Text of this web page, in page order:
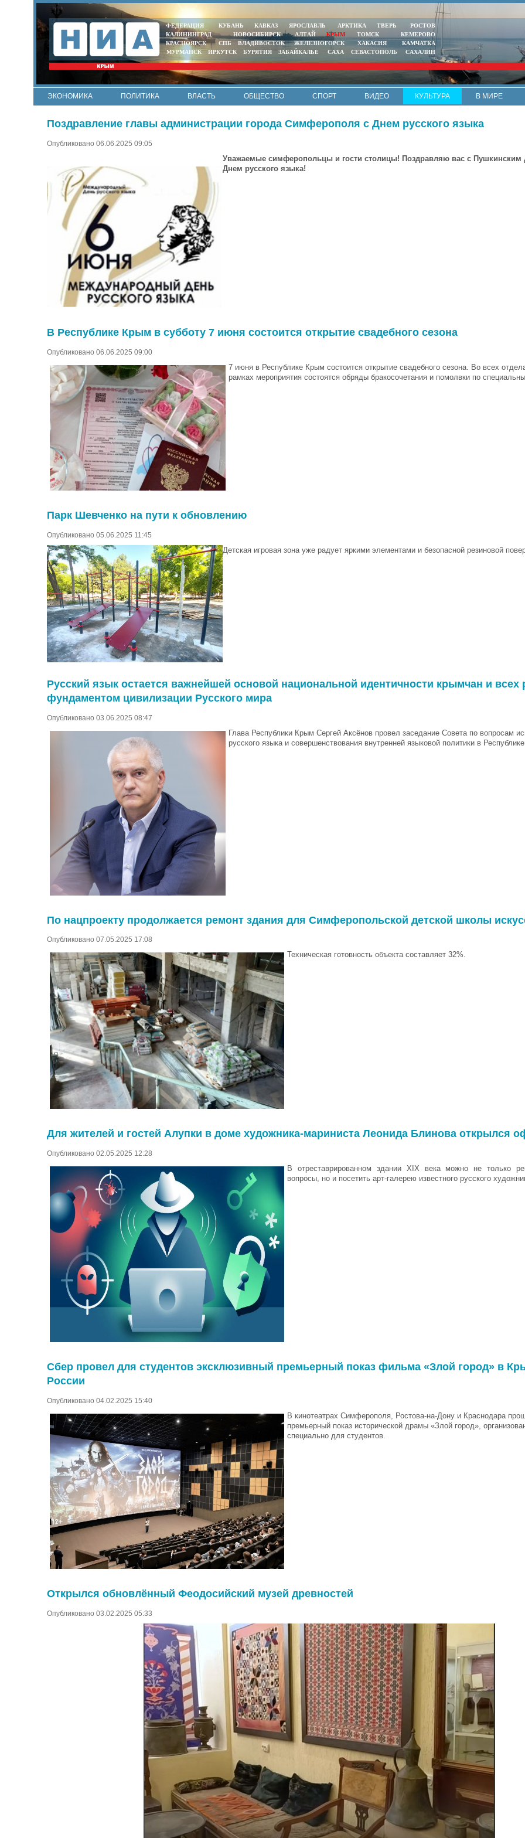
ФЕДЕРАЦИЯ КУБАНЬ КАВКАЗ ЯРОСЛАВЛЬ АРКТИКА ТВЕРЬ
РОСТОВ
КАЛИНИНГРАД
НОВОСИБИРСК АЛТАЙ КРЫМ ТОМСК
КЕМЕРОВО
КРАСНОЯРСК
СПБ ВЛАДИВОСТОК ЖЕЛЕЗНОГОРСК ХАКАСИЯ
КАМЧАТКА
МУРМАНСК
ИРКУТСК БУРЯТИЯ ЗАБАЙКАЛЬЕ САХА СЕВАСТОПОЛЬ САХАЛИН
ЭКОНОМИКА ПОЛИТИКА ВЛАСТЬ ОБЩЕСТВО СПОРТ ВИДЕО КУЛЬТУРА В МИРЕ
Поздравление главы администрации города Симферополя с Днем русского языка
Опубликовано 06.06.2025 09:05
Уважаемые симферопольцы и гости столицы! Поздравляю вас с Пушкинским
Днем русского языка!
В Республике Крым в субботу 7 июня состоится открытие свадебного сезона
Опубликовано 06.06.2025 09:00
7 июня в Республике Крым состоится открытие свадебного сезона. Во всех
рамках мероприятия состоятся обряды бракосочетания и помолвки по
Парк Шевченко на пути к обновлению
Опубликовано 05.06.2025 11:45
Детская игровая зона уже радует яркими элементами и безопасной резиновой
Русский язык остается важнейшей основой национальной идентичности крымчан и всех
фундаментом цивилизации Русского мира
Опубликовано 03.06.2025 08:47
Глава Республики Крым Сергей Аксёнов провел заседание Совета по вопросам
русского языка и совершенствования внутренней языковой политики в
По нацпроекту продолжается ремонт здания для Симферопольской детской школы
Опубликовано 07.05.2025 17:08
Техническая готовность объекта составляет 32%.
Для жителей и гостей Алупки в доме художника-мариниста Леонида Блинова открылся
Опубликовано 02.05.2025 12:28
В отреставрированном здании XIX века можно не только
вопросы, но и посетить арт-галерею известного русского
Сбер провел для студентов эксклюзивный премьерный показ фильма «Злой город» в
России
Опубликовано 04.02.2025 15:40
В кинотеатрах Симферополя, Ростова-на-Дону и Краснодара
премьерный показ исторической драмы «Злой город»,
специально для студентов.
Открылся обновлённый Феодосийский музей древностей
Опубликовано 03.02.2025 05:33